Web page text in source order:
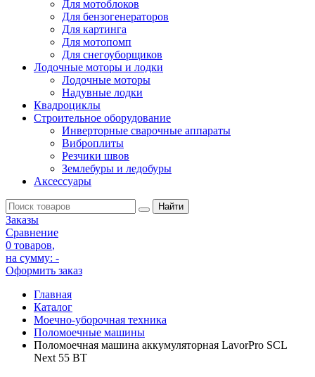
Для мотоблоков
Для бензогенераторов
Для картинга
Для мотопомп
Для снегоуборщиков
Лодочные моторы и лодки
Лодочные моторы
Надувные лодки
Квадроциклы
Строительное оборудование
Инверторные сварочные аппараты
Виброплиты
Резчики швов
Землебуры и ледобуры
Аксессуары
Заказы
Сравнение
0 товаров,
на сумму: -
Оформить заказ
Главная
Каталог
Моечно-уборочная техника
Поломоечные машины
Поломоечная машина аккумуляторная LavorPro SCL
Next 55 BT